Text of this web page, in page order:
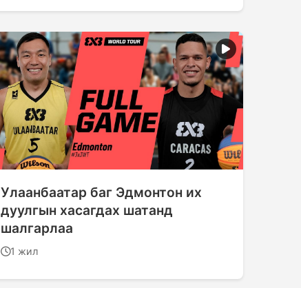
Улаанбаатар баг Эдмонтон их
дуулгын хасагдах шатанд
шалгарлаа
1 жил